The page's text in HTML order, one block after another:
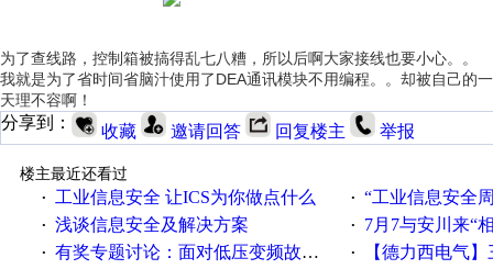
为了查线路，控制箱被搞得乱七八糟，所以后啊大家接线也要小心。。
我就是为了省时间省脑汁使用了DEA通讯模块不用编程。。却被自己的
天理不容啊！
分享到： 收藏 邀请回答 回复楼主 举报
楼主最近还看过
·
工业信息安全 让ICS为你做点什么 · “工业信息安全周之我见”
· 浅谈信息安全及解决方案 · 7月7与安川来“
· 有奖专题讨论：面对低压变频故障，老手是这样解决的！ · 【德力西电气】三